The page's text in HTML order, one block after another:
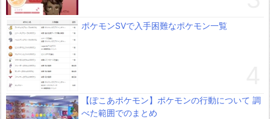
ポケモンSVで入手困難なポケモン一覧
【ぽこあポケモン】ポケモンの行動について 調
べた範囲でのまとめ